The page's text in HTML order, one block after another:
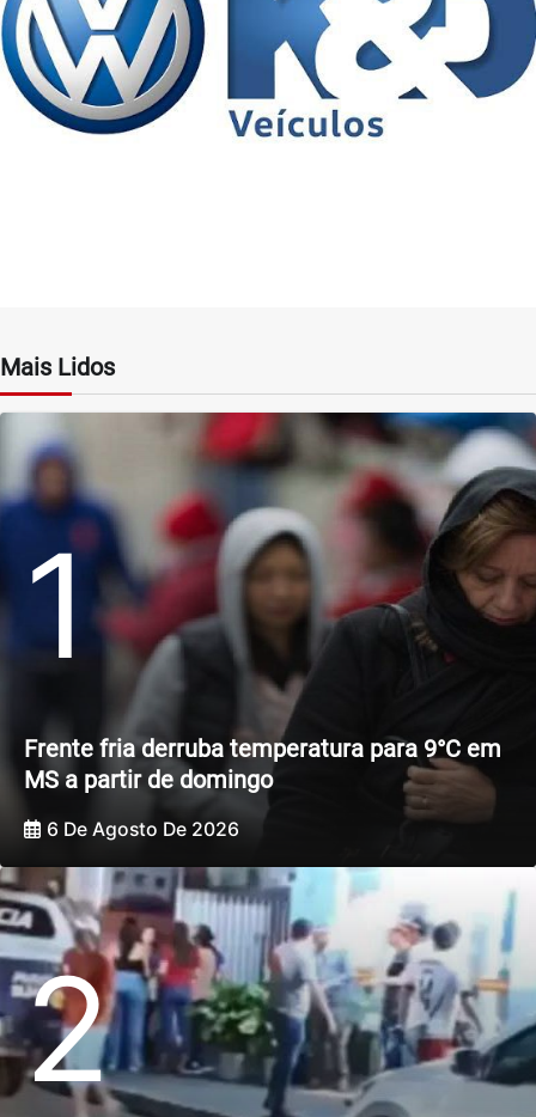
Mais Lidos
1
Frente fria derruba temperatura para 9°C em
MS a partir de domingo
6 De Agosto De 2026
2